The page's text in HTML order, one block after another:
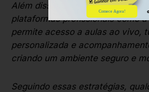
Além disso, complementar apps
plataformas profissionais como a
permite acesso a aulas ao vivo,
personalizada e
criando um ambiente seguro e
Seguindo essas estratégias,
Comece Agora!